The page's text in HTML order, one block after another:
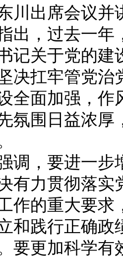
川出席会议并
，过去一年
记关于党的
决扛牢管党
全面加强，
氛围日益浓
，要进一步
有力贯彻落
作的重大要
和践行正确
要更加科学